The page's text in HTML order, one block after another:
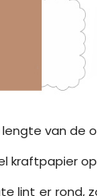
lengte van de
kraftpapier
lint er rond,